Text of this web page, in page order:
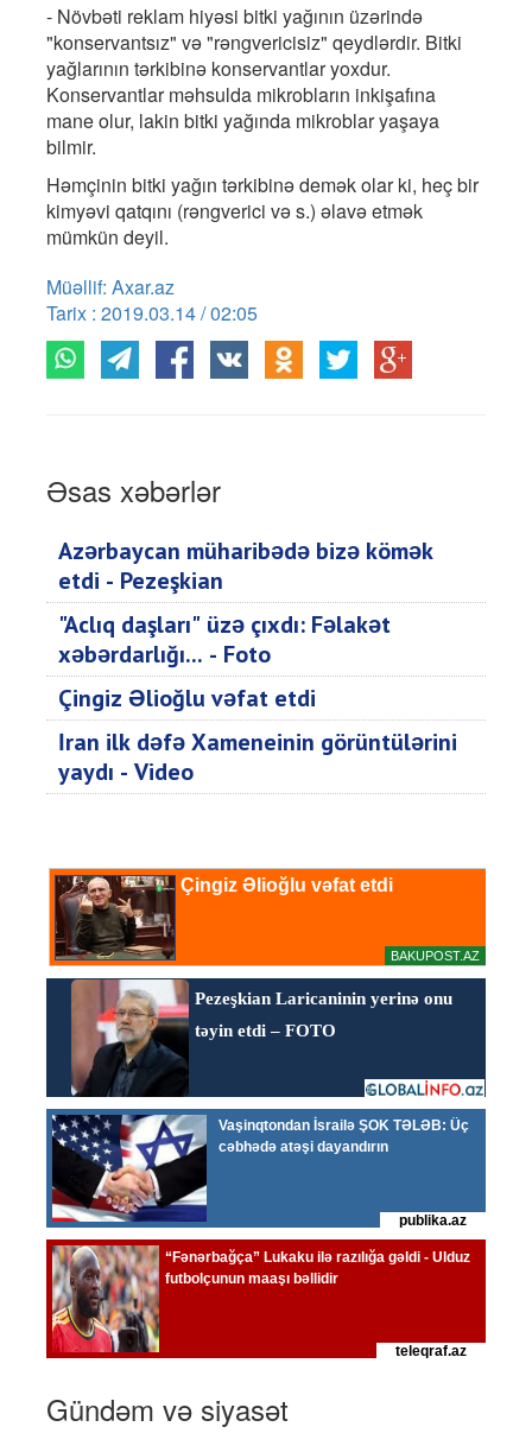
- Növbəti reklam hiyəsi bitki yağının üzərində
"konservantsız" və "rəngvericisiz" qeydlərdir. Bitki
yağlarının tərkibinə konservantlar yoxdur.
Konservantlar məhsulda mikrobların inkişafına
mane olur, lakin bitki yağında mikroblar yaşaya
bilmir.
Həmçinin bitki yağın tərkibinə demək olar ki, heç bir
kimyəvi qatqını (rəngverici və s.) əlavə etmək
mümkün deyil.
Müəllif: Axar.az
Tarix : 2019.03.14 / 02:05
Əsas xəbərlər
Azərbaycan müharibədə bizə kömək
etdi - Pezeşkian
"Aclıq daşları" üzə çıxdı: Fəlakət
xəbərdarlığı... - Foto
Çingiz Əlioğlu vəfat etdi
İran ilk dəfə Xameneinin görüntülərini
yaydı - Video
Gündəm və siyasət